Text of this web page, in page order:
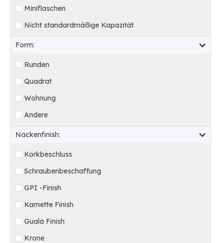
Miniflaschen
Nicht standardmäßige Kapazität
Form:
Runden
Quadrat
Wohnung
Andere
Nackenfinish:
Korkbeschluss
Schraubenbeschaffung
GPI -Finish
Karnette Finish
Guala Finish
Krone